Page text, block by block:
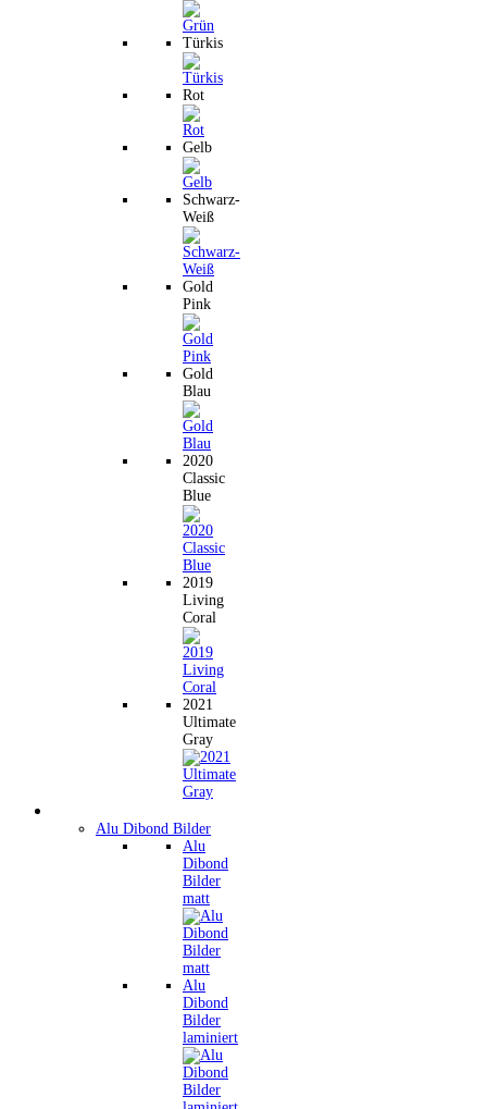
Türkis
Rot
Gelb
Schwarz-
Weiß
Gold
Pink
Gold
Blau
2020
Classic
Blue
2019
Living
Coral
2021
Ultimate
Gray
Alu Dibond Bilder
Alu
Dibond
Bilder
matt
Alu
Dibond
Bilder
laminiert